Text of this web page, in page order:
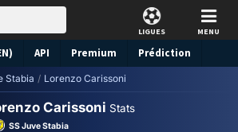
LIGUES MENU
API Premium Prédiction
Stabia / Lorenzo Carissoni
Carissoni Stats
SS Juve Stabia